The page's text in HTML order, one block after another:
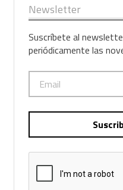
Newsletter
Suscríbete al
periódicamente las